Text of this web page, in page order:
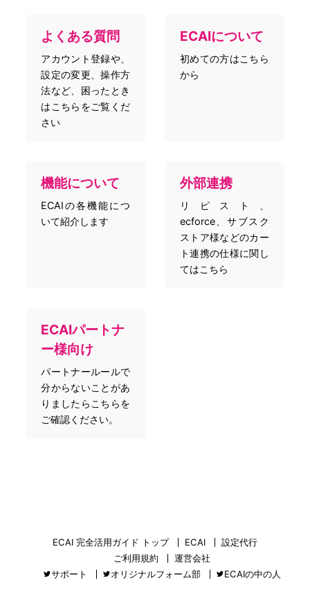
よくある質問
アカウント登録や、
設定の変更、操作方
法など、困ったとき
はこちらをご覧くだ
さい
ECAIについて
初めての方はこちら
から
機能について
ECAIの各機能につ
いて紹介します
外部連携
リピスト、
ecforce、サブスク
ストア様などのカー
ト連携の仕様に関し
てはこちら
ECAIパートナ
ー様向け
パートナールールで
分からないことがあ
りましたらこちらを
ご確認ください。
ECAI 完全活用ガイド トップ ECAI
設定代行
ご利用規約
運営会社
サポート
オリジナルフォーム部 ECAIの中の人